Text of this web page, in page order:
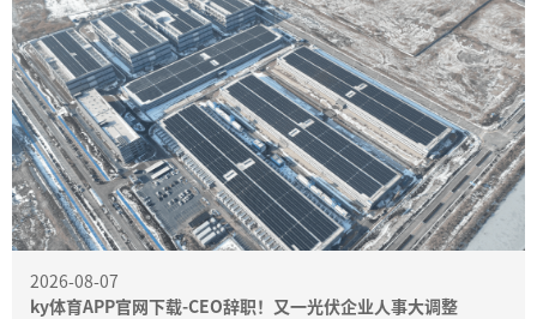
2026-08-07
ky体育APP官网下载-CEO辞职！又一光伏企业人事大调整